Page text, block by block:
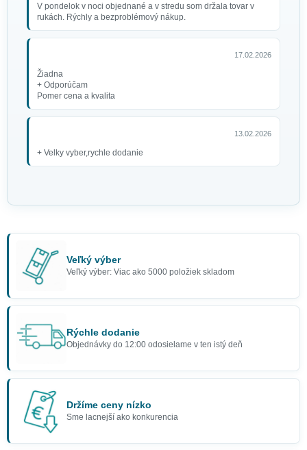
V pondelok v noci objednané a v stredu som držala tovar v
rukách. Rýchly a bezproblémový nákup.
17.02.2026
Žiadna
+ Odporúčam
Pomer cena a kvalita
13.02.2026
+ Velky vyber,rychle dodanie
Veľký výber
Veľký výber: Viac ako 5000 položiek skladom
Rýchle dodanie
Objednávky do 12:00 odosielame v ten istý deň
Držíme ceny nízko
Sme lacnejší ako konkurencia